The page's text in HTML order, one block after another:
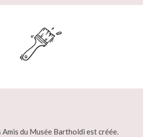
Amis du Musée Bartholdi est créée.